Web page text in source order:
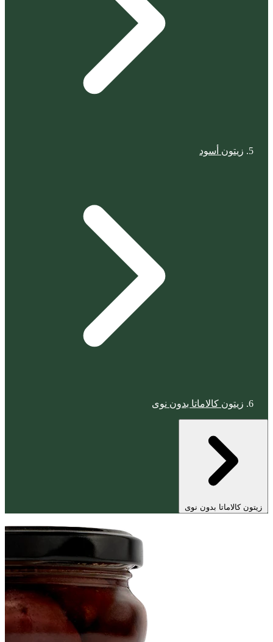
زيتون أسود
زيتون كالاماتا بدون نوى
زيتون كالاماتا بدون نوى